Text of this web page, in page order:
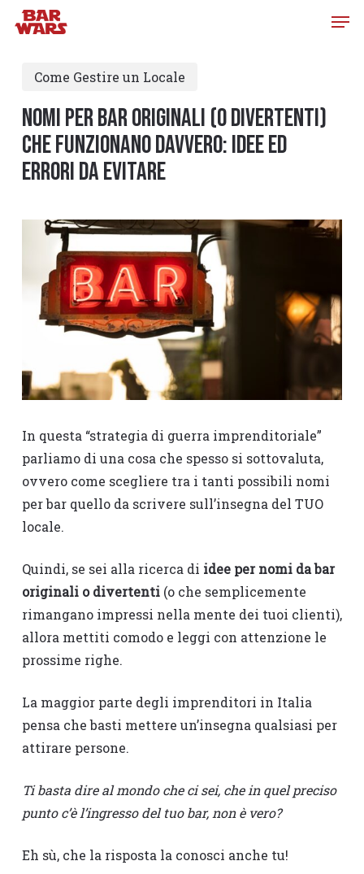
Skip
contentCome Gestire un Locale
NOMI PER BAR originali (o divertenti)
che funzionano davvero: idee ed
ERRORI DA EVITARE
In questa “strategia di guerra imprenditoriale”
parliamo di una cosa che spesso si sottovaluta,
ovvero come scegliere tra i tanti possibili nomi
per bar quello da scrivere sull’insegna del TUO
locale.
Quindi, se sei alla ricerca di idee per nomi da bar
originali o divertenti(o che semplicemente
rimangano impressi nella mente dei tuoi clienti),
allora mettiti comodo e leggi con attenzione le
prossime righe.
La maggior parte degli imprenditori in Italia
pensa che basti mettere un’insegna qualsiasi per
attirare persone.
Ti basta dire al mondo che ci sei, che in quel preciso
punto c’è l’ingresso del tuo bar, non è vero?
Eh sù, che la risposta la conosci anche tu!